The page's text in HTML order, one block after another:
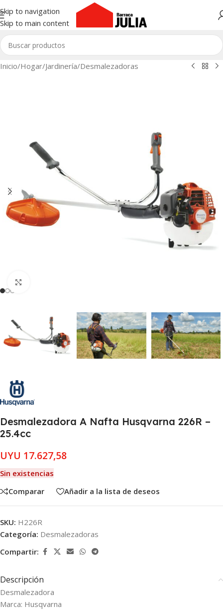
Skip to navigation
Skip to main content
Inicio/Hogar/Jardinería/Desmalezadoras
Desmalezadora A Nafta Husqvarna 226R –
25.4cc
UYU 17.627,58
Sin existencias
Comparar
Añadir a la lista de deseos
SKU: H226R
Categoría: Desmalezadoras
Compartir:
Descripción
Desmalezadora
Marca: Husqvarna